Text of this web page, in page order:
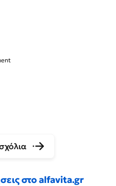
στο alfavita.gr